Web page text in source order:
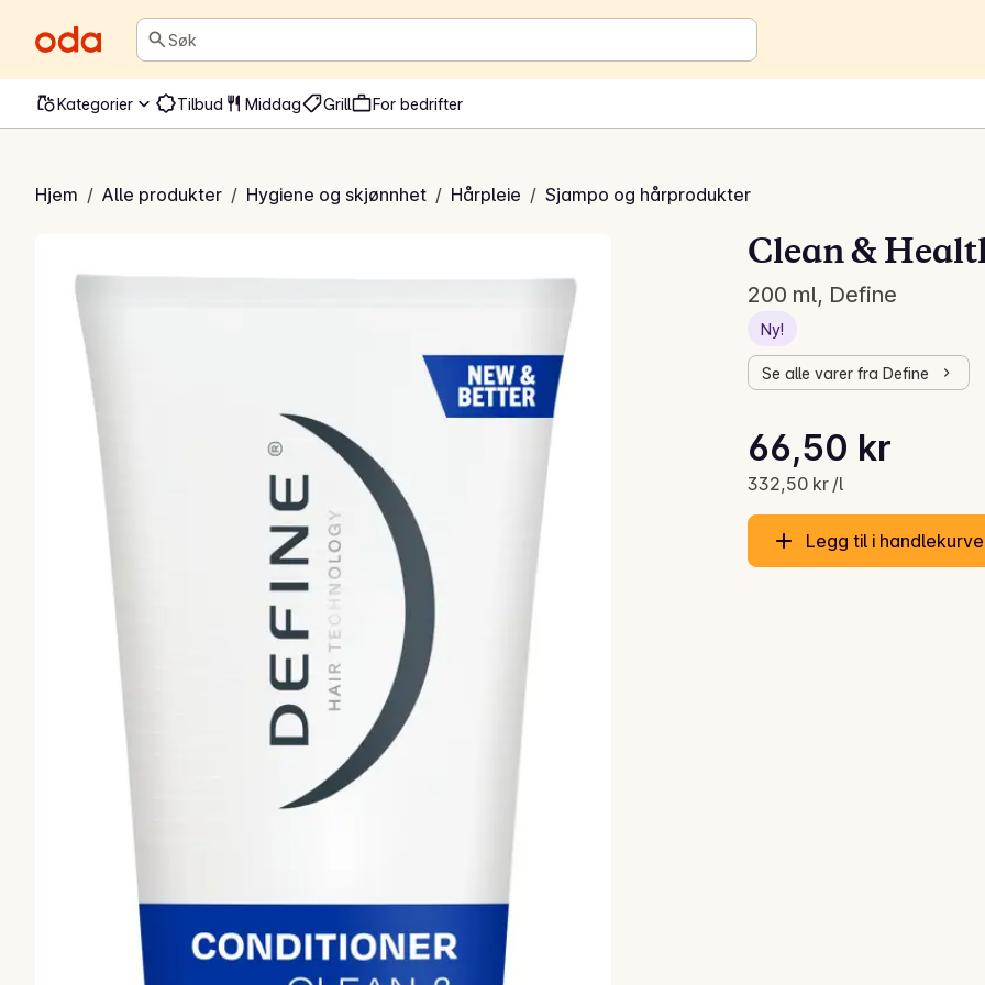
Søk
Kategorier Tilbud Middag Grill For bedrifter
Hjem / Alle produkter / Hygiene og skjønnhet / Hårpleie / Sjampo og hårprodukter
Conditioner
Clean &
200 ml, Define
Ny!
Se alle varer fra Define
Gjeldende pris er: 66,50 kr
66,50 kr
332,50 kr /l
Stykkpris: 332,50 kr /l
Legg til i